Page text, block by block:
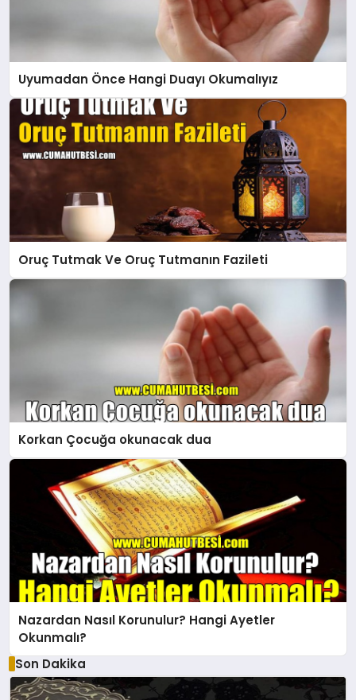
Uyumadan Önce Hangi Duayı Okumalıyız
Oruç Tutmak Ve Oruç Tutmanın Fazileti
Korkan Çocuğa okunacak dua
Nazardan Nasıl Korunulur? Hangi Ayetler
Okunmalı?
Son Dakika